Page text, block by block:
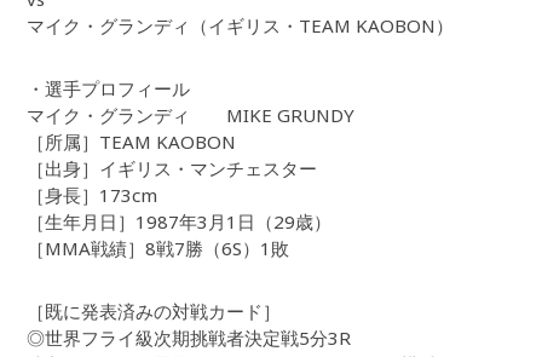
マイク・グランディ（イギリス・TEAM KAOBON）
・選手プロフィール
マイク・グランディ MIKE GRUNDY
［所属］TEAM KAOBON
［出身］イギリス・マンチェスター
［身長］173cm
［生年月日］1987年3月1日（29歳）
［MMA戦績］8戦7勝（6S）1敗
［既に発表済みの対戦カード］
◎世界フライ級次期挑戦者決定戦5分3R